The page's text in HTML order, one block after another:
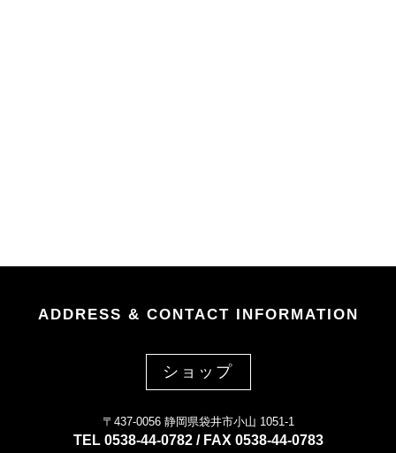
ADDRESS & CONTACT INFORMATION
ショップ
〒437-0056 静岡県袋井市小山 1051-1
TEL 0538-44-0782 / FAX 0538-44-0783